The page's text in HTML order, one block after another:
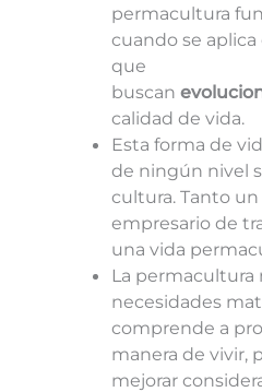
permacultura
cuando se
que
buscan
calidad de vida.
Esta forma de
de ningún nivel
cultura. Tanto
empresario de
una vida
La permacultura
necesidades
comprende a
manera de vivir,
mejorar